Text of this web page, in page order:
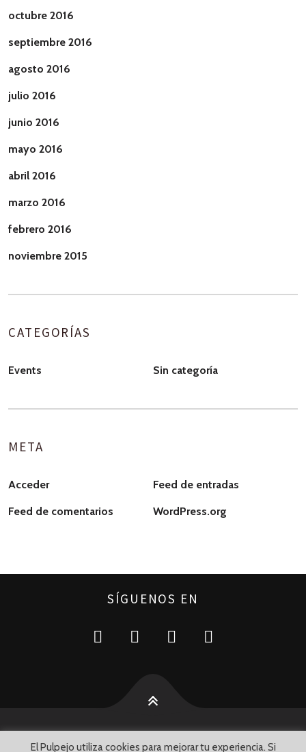
octubre 2016
septiembre 2016
agosto 2016
julio 2016
junio 2016
mayo 2016
abril 2016
marzo 2016
febrero 2016
noviembre 2015
CATEGORÍAS
Events Sin categoría
META
Acceder Feed de entradas
Feed de comentarios WordPress.org
SÍGUENOS EN
El Pulpejo utiliza cookies para mejorar tu experiencia. Si